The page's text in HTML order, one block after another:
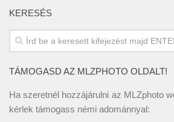
KERESÉS
TÁMOGASD AZ MLZPHOTO OLDALT!
Ha szeretnél hozzájárulni az MLZphoto
kérlek támogass némi adománnyal: